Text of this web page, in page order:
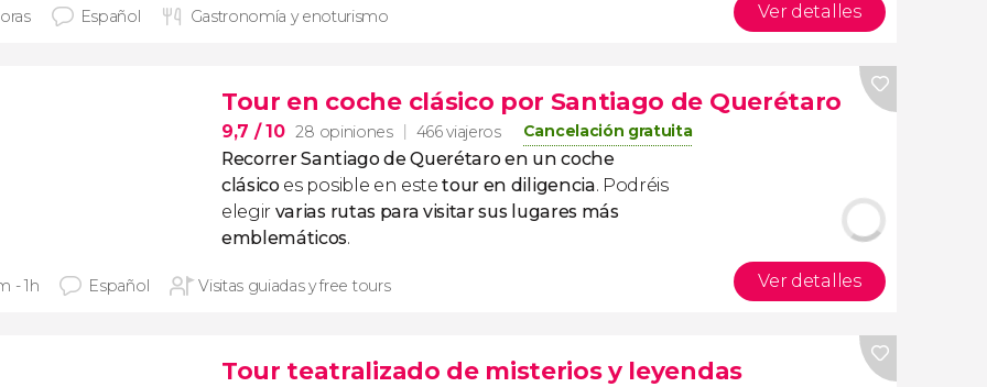
Español Gastronomía y enoturismo Ver detalles
Tour en coche clásico por Santiago de Querétaro
9,7 / 10 28 opiniones 466 viajeros Cancelación gratuita
RecorrerSantiago de Querétaro en un coche
clásico es posible en estetour en diligencia. Podréis
elegir varias rutas para visitar sus lugares más
emblemáticos.
- 1h Español Visitas guiadas y free tours Ver detalles
Tour teatralizado de misterios y leyendas